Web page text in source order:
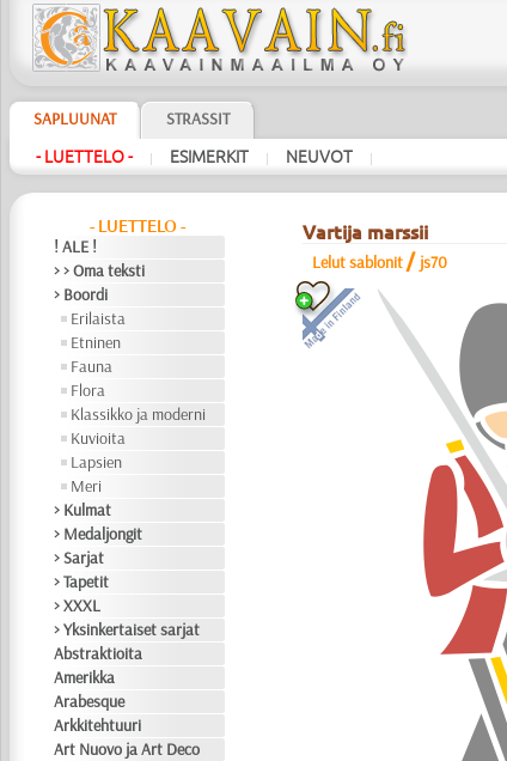
SAPLUUNAT STRASSIT
- LUETTELO - | ESIMERKIT | NEUVOT |
- LUETTELO -
! ALE !
> > Oma teksti
> Boordi
Erilaista
Etninen
Fauna
Flora
Klassikko ja moderni
Kuvioita
Lapsien
Meri
> Kulmat
> Medaljongit
> Sarjat
> Tapetit
> XXXL
> Yksinkertaiset sarjat
Abstraktioita
Amerikka
Arabesque
Arkkitehtuuri
Art Nuovo ja Art Deco
Vartija marssii
Lelut sablonit / js70